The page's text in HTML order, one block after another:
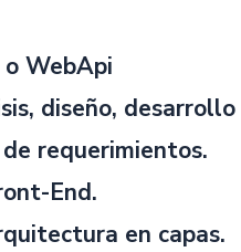
WebApi
diseño,
requerimientos.
End.
en capas.